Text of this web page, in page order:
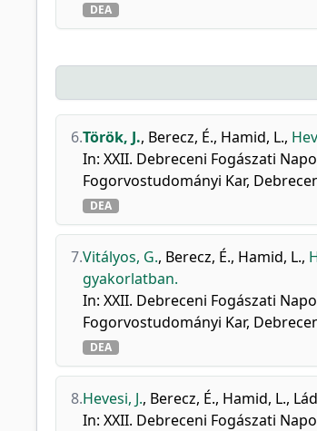
DEA
6.Török, J., Berecz, É., Hamid, L.,
In: XXII. Debreceni Fogászati
Fogorvostudományi Kar,
DEA
7.Vitályos, G., Berecz, É., Hamid, L.,
gyakorlatban.
In: XXII. Debreceni Fogászati
Fogorvostudományi Kar,
DEA
8.Hevesi, J., Berecz, É., Hamid, L.,
In: XXII. Debreceni Fogászati